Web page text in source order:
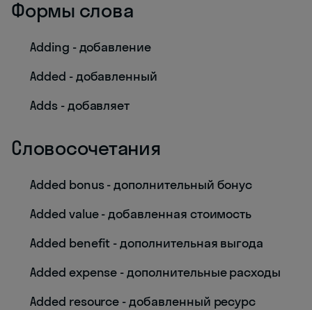
Формы слова
Adding - добавление
Added - добавленный
Adds - добавляет
Словосочетания
Added bonus - дополнительный бонус
Added value - добавленная стоимость
Added benefit - дополнительная выгода
Added expense - дополнительные расходы
Added resource - добавленный ресурс